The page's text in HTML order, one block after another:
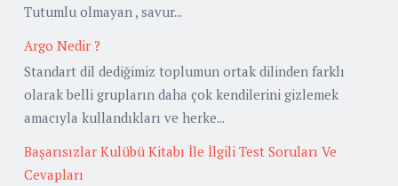
Tutumlu olmayan , savur...
Argo Nedir ?
Standart dil dediğimiz toplumun ortak dilinden farklı
olarak belli grupların daha çok kendilerini gizlemek
amacıyla kullandıkları ve herke...
Başarısızlar Kulübü Kitabı İle İlgili Test Soruları Ve
Cevapları